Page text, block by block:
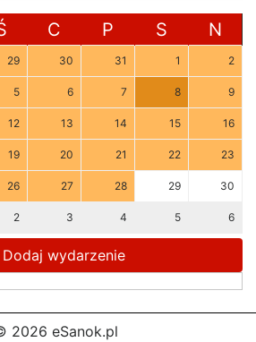
C P S N
29 30 31 1 2
5 6 7 8 9
12 13 14 15 16
19 20 21 22 23
26 27 28 29 30
2 3 4 5 6
wydarzenie
2026 eSanok.pl